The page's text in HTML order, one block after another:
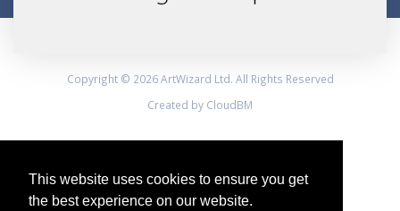
This website uses cookies to ensure you get
the best experience on our website.
Copyright © 2026 ArtWizard Ltd. All Rights Reserved
Created by CloudBM